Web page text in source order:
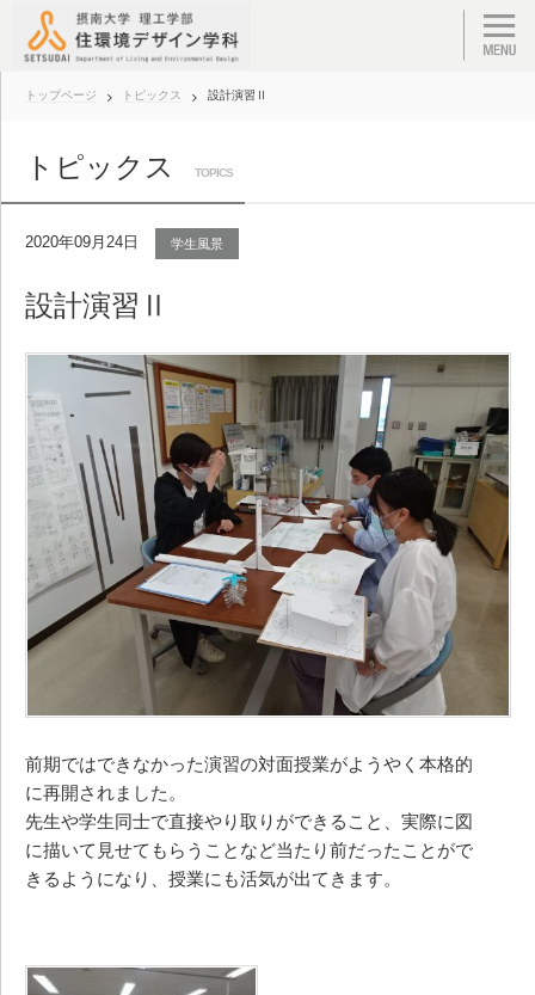
トップページ トピックス 設計演習Ⅱ
トピックス TOPICS
2020年09月24日 学生風景
設計演習Ⅱ
前期ではできなかった演習の対面授業がようやく本格的
に再開されました。
先生や学生同士で直接やり取りができること、実際に図
に描いて見せてもらうことなど当たり前だったことがで
きるようになり、授業にも活気が出てきます。